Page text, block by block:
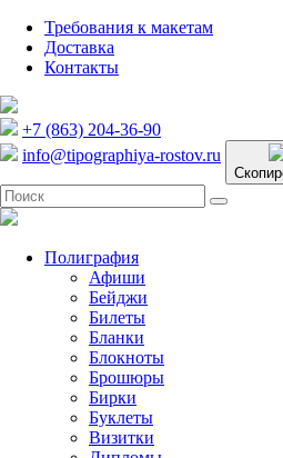
Требования к макетам
Доставка
Контакты
+7 (863) 204-36-90
info@tipographiya-rostov.ru
Полиграфия
Афиши
Бейджи
Билеты
Бланки
Блокноты
Брошюры
Бирки
Буклеты
Визитки